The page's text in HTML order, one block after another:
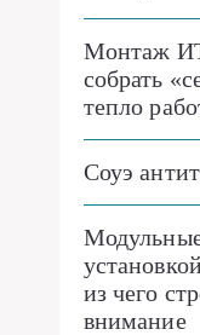
Монтаж
собрать
тепло
Соуэ
из чего
внимание